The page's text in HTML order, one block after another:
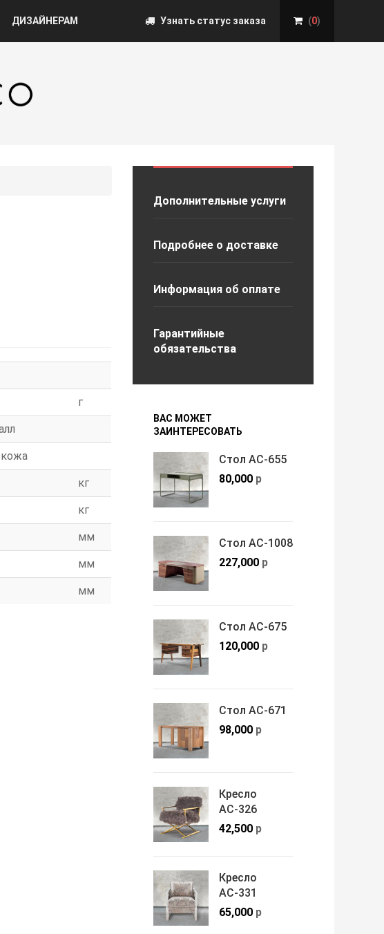
Узнать статус заказа (0)
ДИЗАЙНЕРАМ
г
кожа
кг
кг
мм
мм
мм
Дополнительные услуги
Подробнее о доставке
Информация об оплате
Гарантийные
обязательства
ВАС МОЖЕТ
ЗАИНТЕРЕСОВАТЬ
Стол АС-655
80,000р
Стол АС-1008
227,000р
Стол АС-675
120,000р
Стол АС-671
98,000р
Кресло
АС-326
42,500р
Кресло
АС-331
65,000р